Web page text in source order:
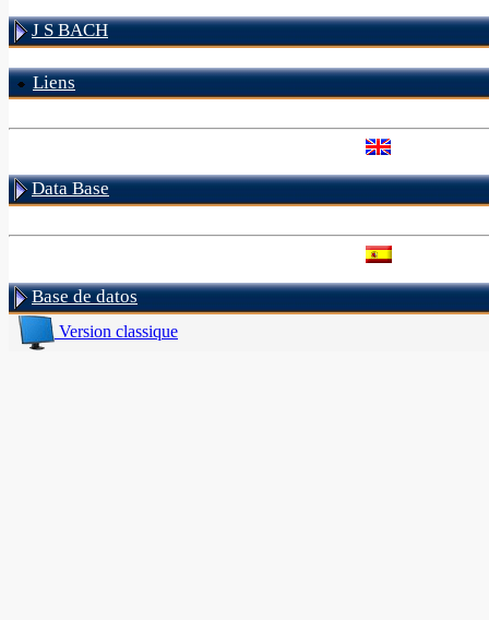
J S BACH
Liens
Data Base
Base de datos
Version classique